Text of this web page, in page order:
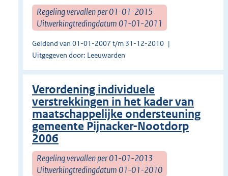
Regeling vervallen per 01-01-2015
Uitwerkingtredingdatum 01-01-2011
Geldend van 01-01-2007 t/m 31-12-2010
Uitgegeven door: Leeuwarden
Verordening individuele
verstrekkingen in het kader van
maatschappelijke ondersteuning
gemeente Pijnacker-Nootdorp
2006
Regeling vervallen per 01-01-2013
Uitwerkingtredingdatum 01-01-2010